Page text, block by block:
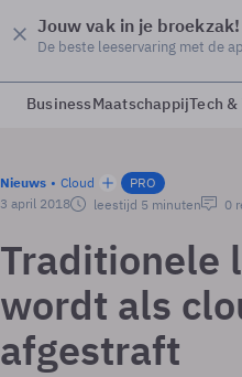
Jouw vak in je broekzak!
De beste leeservaring met de
BusinessMaatschappijTech
Nieuws Cloud
PRO
3 april 2018
leestijd 5 minuten 0
Traditionele
wordt als
afgestraft